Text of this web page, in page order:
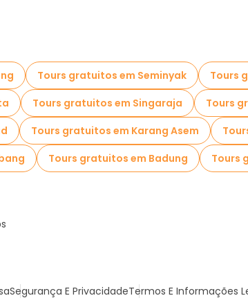
Tours gratuitos em Seminyak
Tours
Tours gratuitos em Singaraja
Tours
Tours gratuitos em Karang Asem
Tours gratuitos em Badung Tours
Segurança E PrivacidadeTermos E Informações